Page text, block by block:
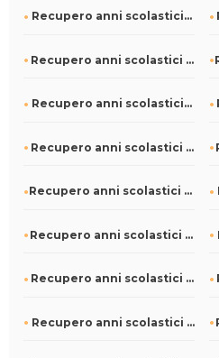
Recupero anni scolastici a Sefro
Recupero anni scolastici a Fiuminata
Recupero anni scolastici a Ceto
Recupero anni scolastici a Corciano
Recupero anni scolastici a Mezzana Mortigliengo
Recupero anni scolastici a Anzola d'Ossola
Recupero anni scolastici a Bolognetta
Recupero anni scolastici a Canazei